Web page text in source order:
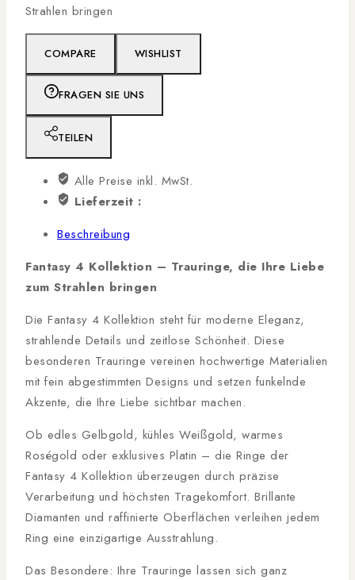
Strahlen bringen
COMPARE WISHLIST
FRAGEN SIE UNS
TEILEN
Alle Preise inkl. MwSt.
Lieferzeit :
Beschreibung
Fantasy 4 Kollektion – Trauringe, die Ihre Liebe
zum Strahlen bringen
Die Fantasy 4 Kollektion steht für moderne Eleganz,
strahlende Details und zeitlose Schönheit. Diese
besonderen Trauringe vereinen hochwertige Materialien
mit fein abgestimmten Designs und setzen funkelnde
Akzente, die Ihre Liebe sichtbar machen.
Ob edles Gelbgold, kühles Weißgold, warmes
Roségold oder exklusives Platin – die Ringe der
Fantasy 4 Kollektion überzeugen durch präzise
Verarbeitung und höchsten Tragekomfort. Brillante
Diamanten und raffinierte Oberflächen verleihen jedem
Ring eine einzigartige Ausstrahlung.
Das Besondere: Ihre Trauringe lassen sich ganz